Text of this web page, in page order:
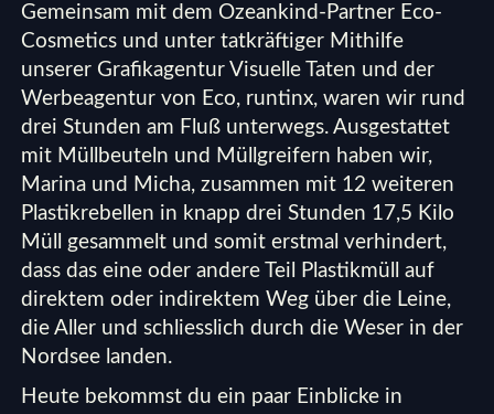
Gemeinsam mit dem Ozeankind-Partner Eco-
Cosmetics und unter tatkräftiger Mithilfe
unserer Grafikagentur Visuelle Taten und der
Werbeagentur von Eco, runtinx, waren wir rund
drei Stunden am Fluß unterwegs. Ausgestattet
mit Müllbeuteln und Müllgreifern haben wir,
Marina und Micha, zusammen mit 12 weiteren
Plastikrebellen in knapp drei Stunden 17,5 Kilo
Müll gesammelt und somit erstmal verhindert,
dass das eine oder andere Teil Plastikmüll auf
direktem oder indirektem Weg über die Leine,
die Aller und schliesslich durch die Weser in der
Nordsee landen.
Heute bekommst du ein paar Einblicke in